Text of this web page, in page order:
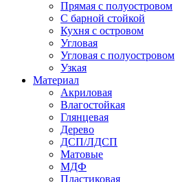
Прямая с полуостровом
С барной стойкой
Кухня с островом
Угловая
Угловая с полуостровом
Узкая
Материал
Акриловая
Влагостойкая
Глянцевая
Дерево
ДСП/ЛДСП
Матовые
МДФ
Пластиковая